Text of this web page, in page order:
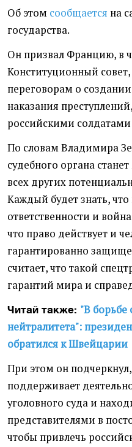
Об этом сообщается на
государства.
Он призвал Францию, в
Конституционный
переговорам о
наказания
российскими
По словам Владимира
судебного органа
всех других
Каждый будет знать,
ответственности и
что право действует и
гарантированно
считает, что такой
гарантий мира и
Читай также: "В борьбе
нейтралитета":
обратился к Швейцарии
При этом он
поддерживает
уголовного суда и
представителями в
чтобы привлечь